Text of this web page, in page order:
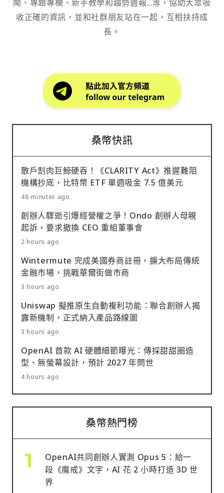
聞、專題專欄、新手教學和趨勢週報...等，協助大眾吸
收正確的資訊，並和社群朋友站在一起，互相扶持成
長。
桑幣快訊
散戶割肉巨鯨硬吞！《CLARITY Act》推遲難阻
機構抄底，比特幣 ETF 單週吸金 7.5 億美元
48 minutes ago
創辦人驟逝引爆經營權之爭！Ondo 創辦人母親
起訴，要求撤換 CEO 重組董事會
2 hours ago
Wintermute 完成美國券商註冊，擴大布局傳統
金融市場，挑戰華爾街做市商
3 hours ago
Uniswap 擬推原生自動複利功能：聯合創辦人揭
露新機制，正式納入產品路線圖
3 hours ago
OpenAI 首款 AI 硬體細節曝光：傳採甜甜圈造
型、無螢幕設計，預計 2027 年問世
4 hours ago
桑幣熱門榜
OpenAI共同創辦人實測 Opus 5：給一
段《魔戒》文字，AI 花 2 小時打造 3D 世
界